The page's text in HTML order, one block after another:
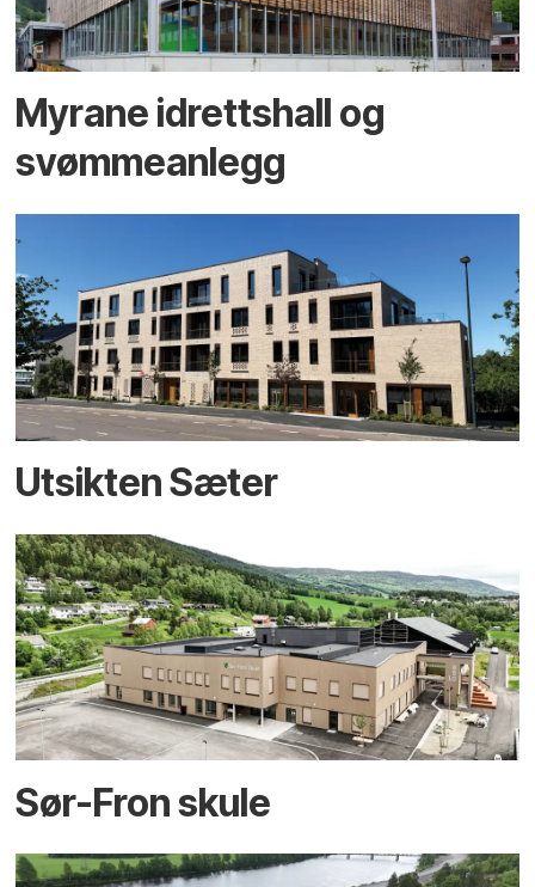
Myrane idrettshall og
svømmeanlegg
Utsikten Sæter
Sør-Fron skule